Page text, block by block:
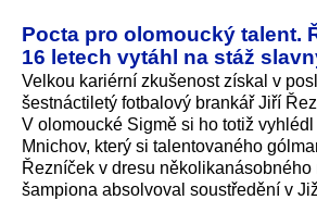
Pocta pro olomoucký talent.
16 letech vytáhl na stáž
Velkou kariérní zkušenost získal v
šestnáctiletý fotbalový brankář Jiří
V olomoucké Sigmě si ho totiž
Mnichov, který si talentovaného
Řezníček v dresu několikanásobného
šampiona absolvoval soustředění v